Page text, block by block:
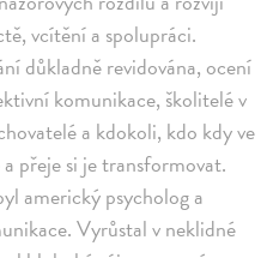
vcítění a spolupráci.
důkladně revidována, ocení
komunikace, školitelé v
a kdokoli, kdo kdy ve
přeje si je transformovat.
americký psycholog a
Vyrůstal v neklidné